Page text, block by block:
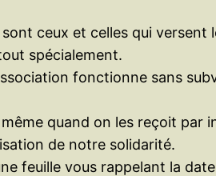
ceux et celles qui versent
spécialement.
fonctionne sans
quand on les reçoit par
de notre solidarité.
feuille vous rappelant la